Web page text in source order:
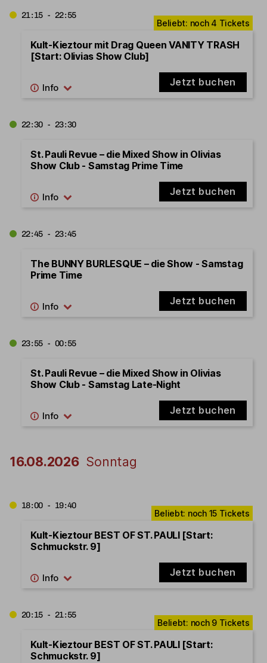
21:15 - 22:55
Kult-Kieztour mit Drag Queen VANITY TRASH
[Start: Olivias Show Club]
Jetzt buchen
22:30 - 23:30
St. Pauli Revue – die Mixed Show in Olivias
Show Club - Samstag Prime Time
Jetzt buchen
22:45 - 23:45
The BUNNY BURLESQUE – die Show - Samstag
Prime Time
Jetzt buchen
23:55 - 00:55
St. Pauli Revue – die Mixed Show in Olivias
Show Club - Samstag Late-Night
Jetzt buchen
16.08.2026 Sonntag
18:00 - 19:40
Kult-Kieztour BEST OF ST. PAULI [Start:
Schmuckstr. 9]
Jetzt buchen
20:15 - 21:55
Kult-Kieztour BEST OF ST. PAULI [Start:
Schmuckstr. 9]